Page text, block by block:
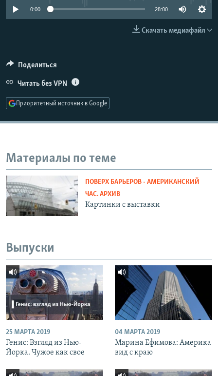
РАСПИСАНИЕ ВЕЩАНИЯ
Все сайты РСЕ/РС
0:00 28:00
Скачать медиафайл
Поделиться
Читать без VPN
Приоритетный источник в Google
Материалы по теме
ПОВЕРХ БАРЬЕРОВ - АМЕРИКАНСКИЙ
ЧАС. АРХИВ
Картинки с выставки
Выпуски
25 МАРТА 2019
Генис: Взгляд из Нью-
Йорка. Чужое как свое
04 МАРТА 2019
Марина Ефимова: Америка
вид с краю